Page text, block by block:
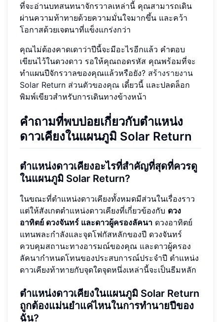
ที่จะอ่านบทสนทนาจักรวาลเหล่านี้ คุณสามารถเดิน
ผ่านความท้าทายด้วยความมั่นใจมากขึ้น และคว้า
โอกาสด้วยเจตนาที่แข็งแกร่งกว่า
คุณไม่ต้องคาดเดาว่าปีนี้จะมีอะไรอีกแล้ว คำตอบ
เขียนไว้ในดวงดาว รอให้คุณถอดรหัส คุณพร้อมที่จะ
ทำแผนปีจักรวาลของคุณแล้วหรือยัง? สร้างรายงาน
Solar Return ส่วนตัวของคุณ เดี๋ยวนี้ และปลดล็อก
พิมพ์เขียวสำหรับการเดินทางข้างหน้า
คำถามที่พบบ่อยเกี่ยวกับตำแหน่ง
ดาวเคียงในแผนภูมิ Solar Return
ตำแหน่งดาวเคียงอะไรที่สำคัญที่สุดที่ควรดู
ในแผนภูมิ Solar Return?
ในขณะที่ตำแหน่งดาวเคียงทั้งหมดมีส่วนในเรื่องราว
แต่ให้สังเกตตำแหน่งดาวเคียงที่เกี่ยวข้องกับ ดวง
อาทิตย์ ดวงจันทร์ และดาวผู้ครองลัคนา ดวงอาทิตย์
แทนพละกำลังและจุดโฟกัสหลักของปี ดวงจันทร์
ควบคุมสถานะทางอารมณ์ของคุณ และดาวผู้ครอง
ลัคนากำหนดโทนของประสบการณ์ประจำปี ตำแหน่ง
ดาวเคียงท้าทายกับจุดใดจุดหนึ่งเหล่านี้จะเป็นธีมหลัก
ตำแหน่งดาวเคียงในแผนภูมิ Solar Return
ถูกต้องแม่นยำแค่ไหนในการทำนายปีของ
ฉัน?